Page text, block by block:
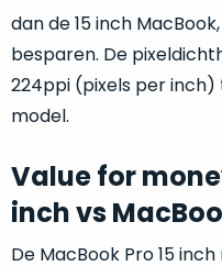
dan de 15 inch
besparen. De
224ppi (pixels per inch)
model.
Value for
inch vs
De MacBook Pro 15
voor
een
product
dat
is.
Minimaal
24
maanden
in
hun
categorie
–
een
optie
Een